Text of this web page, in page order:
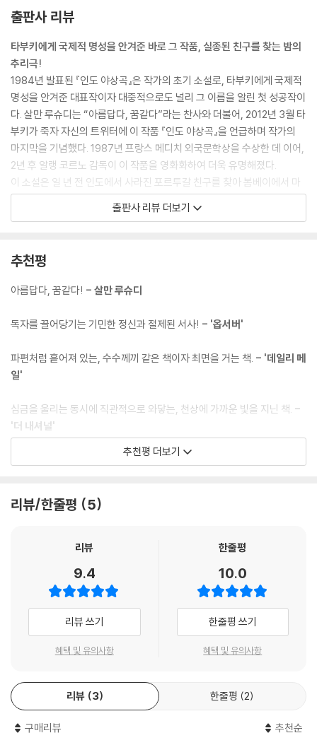
출판사 리뷰
타부키에게 국제적 명성을 안겨준 바로 그 작품, 실종된 친구를 찾는 밤의
추리극!
1984년 발표된 『인도 야상곡』은 작가의 초기 소설로, 타부키에게 국제적
명성을 안겨준 대표작이자 대중적으로도 널리 그 이름을 알린 첫 성공작이
다. 살만 루슈디는 “아름답다, 꿈같다”라는 찬사와 더불어, 2012년 3월 타
부키가 죽자 자신의 트위터에 이 작품 『인도 야상곡』을 언급하며 작가의
마지막을 기념했다. 1987년 프랑스 메디치 외국문학상을 수상한 데 이어,
2년 후 알랭 코르노 감독이 이 작품을 영화화하여 더욱 유명해졌다.
이 소설은 일 년 전 인도에서 사라진 포르투갈 친구를 찾아 봄베이에서 마
드라스를 거쳐 고아에 이르는 ‘나’의 여행기다. 이 여정에서 ‘나’는 숱한 주
변인들을 만난다. 사라진 친구의 뒤를 캐나가는 이 추리극 서사구조는 이
비원들, 마드라스 넘어가던 숙박소에서 만난 시한부 인생의 한 남자, 코로
만델 호텔에서 갑자기 내 방문을 두드린 전날의 여성 숙박객, 신지학협회
인도 학자, 망갈로르행 버스 정류장에서 만난 한몸에 붙어사는 형과 아우,
수도원 도서관으로 들어가기 전 만난 실성한 노인, 피멘텔 신부, 필라델피
리스틴이라는 여자 등, 모두가 사라진 친구의 존재를 구성하는 편린片鱗
들이다. 즉 이들과의 만남 하나하나가 내가 구求하고자 하는 존재를 구성
행(탐색)길이 한 편의 글쓰기(구도)의 길임을 명징하게 보여줌으로써, 단
번에 세계적으로 주목받는 현대 작가가 되었다.
책 속의 책이자 책 바깥의 책, 타부키와 페소아의 분신들로 짜인 하이퍼텍
스트
소설 속에서 소설 쓰는 ‘나’의 결말이 겹치기 때문이다. 그뿐만 아니라 여기
평생 페르난두 페소아를 연구한 타부키식 오마주로서 페소아의 또다른 이
름인 ‘안토니우 모라’를 겨냥한 인물이다. 또한 소설 막바지에서 ‘나’라는
주체와 ‘실종된 친구’라는 탐색대상이, 작가와 ‘나’의 세계가 하나로 겹친
다. 타부키가 ‘그림자’를 찾아나선 이 ‘야상곡’에 현실성을 부여해줄 수도
있다는 믿음에서 지형 일람표를 붙인 것도 이 소설의 열린 결말을 바랐던
것과 관련된다. 소설 마지막에서 ‘나’는 크리스틴이라는 여자로부터 “당신
은 여기 왜 왔는가? 뭐 하는 사람인가?”라는 질문을 받는다. 크리스틴은
고 있다고 말하는 ‘나’는 그 소설의 마지막을 묻는 질문에 “나를 찾아다니
는 어떤 사람이 있는데, 나는 절대로 그 사람한테 발견되고 싶지 않아요”라
고 답한다. 이 대답은 또하나의 기막힌 질문이 된다. 그렇다면 여태껏 숨바
출판사 리뷰 더보기
추천평
아름답다, 꿈같다! - 살만 루슈디
독자를 끌어당기는 기민한 정신과 절제된 서사! - '옵서버'
파편처럼 흩어져 있는, 수수께끼 같은 책이자 최면을 거는 책. - '데일리 메
일'
심금을 울리는 동시에 직관적으로 와닿는, 천상에 가까운 빛을 지닌 책. -
'더 내셔널'
타부키라는 작가에게 국제적 명성을 안겨준 바로 그 소설!
성 탐사로 이어지는, 백열등처럼 빛나는 마술 같은 소설.
추천평 더보기
리뷰/한줄평 5
리뷰
9.4
리뷰 쓰기
혜택 및 유의사항
한줄평
10.0
한줄평 쓰기
혜택 및 유의사항
리뷰 3 한줄평 2
구매리뷰 추천순